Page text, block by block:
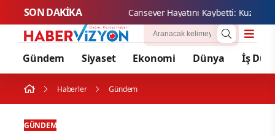
SON DAKİKA
Gündem Siyaset Ekonomi Dünya İş
Haberler Gündem
GÜNDEM